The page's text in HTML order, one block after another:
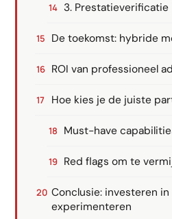
3. Prestatieverificatie
De toekomst: hybride
ROI van professioneel
Hoe kies je de juiste
Must-have
Red flags om te
Conclusie: investeren
experimenteren